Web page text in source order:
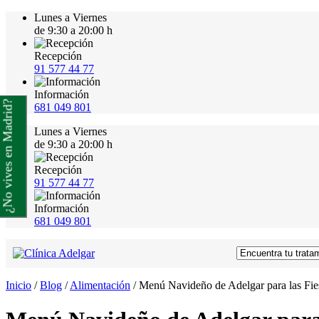
Lunes a Viernes
de 9:30 a 20:00 h
Recepción
91 577 44 77
Información
681 049 801
Lunes a Viernes
de 9:30 a 20:00 h
Recepción
91 577 44 77
Información
681 049 801
Inicio /Blog /Alimentación /Menú Navideño de Adelgar para las
¿No vives en Madrid?